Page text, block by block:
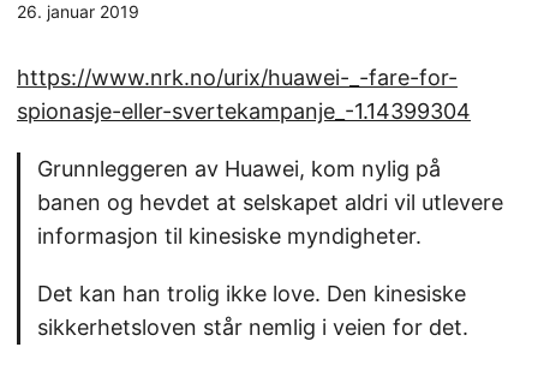
26. januar 2019
https://www.nrk.no/urix/huawei-_-fare-for-
spionasje-eller-svertekampanje_-1.14399304
Grunnleggeren av Huawei, kom nylig på
banen og hevdet at selskapet aldri vil utlevere
informasjon til kinesiske myndigheter.
Det kan han trolig ikke love. Den kinesiske
sikkerhetsloven står nemlig i veien for det.